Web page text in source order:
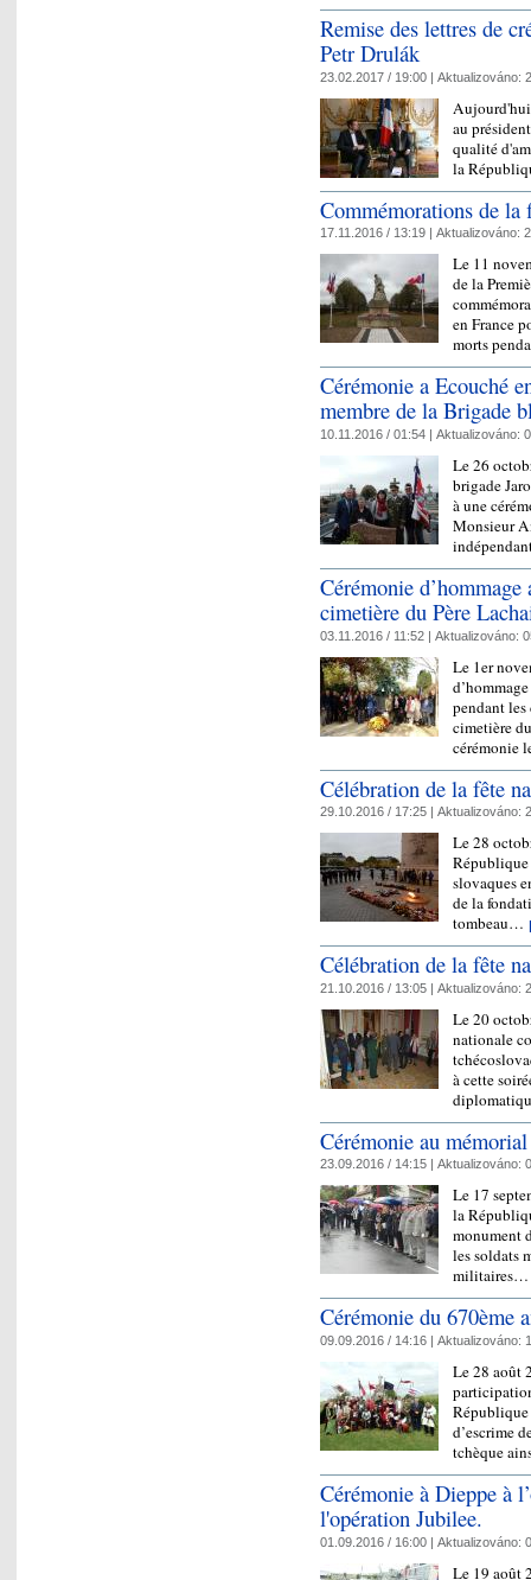
Remise des lettres de
Petr Drulák
23.02.2017 / 19:00 | Aktualizováno:
au
qualité
la
Commémorations de
17.11.2016 / 13:19 | Aktualizováno:
Le 11
de la
en France
morts
Cérémonie a Ecouché
membre de la Brigade
10.11.2016 / 01:54 | Aktualizováno:
Le 26
brigade
à une
Monsieur
Cérémonie
cimetière du Père
03.11.2016 / 11:52 | Aktualizováno:
Le 1er
pendant les
cimetière
cérémonie
Célébration de la fête
29.10.2016 / 17:25 | Aktualizováno:
Le 28
République
slovaques
de la
tombeau…
Célébration de la fête
21.10.2016 / 13:05 | Aktualizováno:
Le 20
nationale
à cette
Cérémonie au
23.09.2016 / 14:15 | Aktualizováno:
Le 17
la
monument
les soldats
Cérémonie du 670ème
09.09.2016 / 14:16 | Aktualizováno:
Le 28 août
République
d’escrime
tchèque
Cérémonie à Dieppe à
l'opération Jubilee.
01.09.2016 / 16:00 | Aktualizováno:
Le 19 août